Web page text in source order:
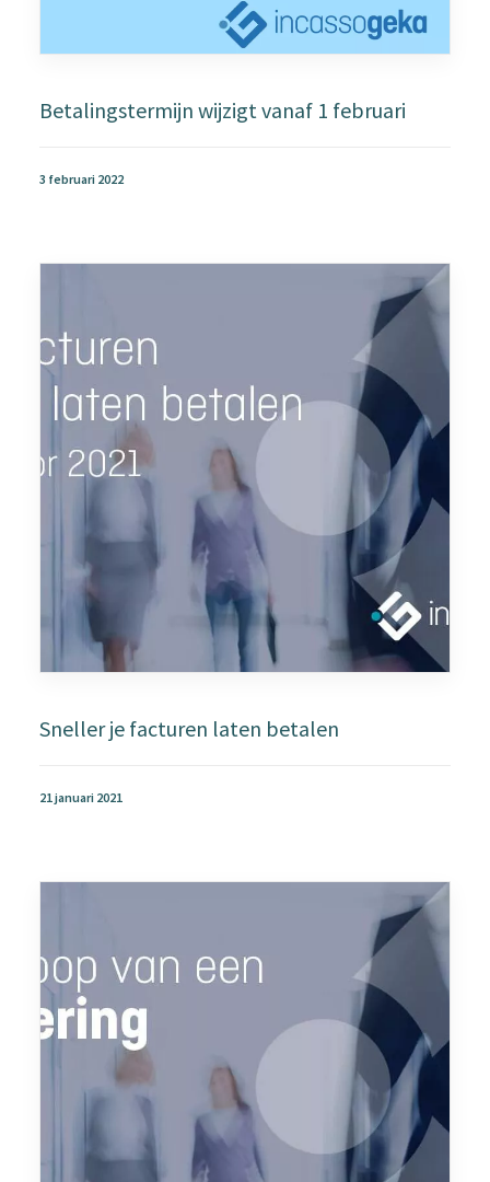
Betalingstermijn wijzigt vanaf 1 februari
3 februari 2022
Sneller je facturen laten betalen
21 januari 2021